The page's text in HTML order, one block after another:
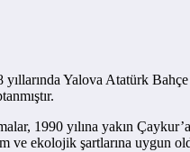
Yalova Atatürk
1990 yılına yakın
ve ekolojik şartlarına uygun